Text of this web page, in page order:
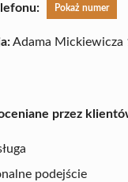
Pokaż numer
Adama
przez
podejście